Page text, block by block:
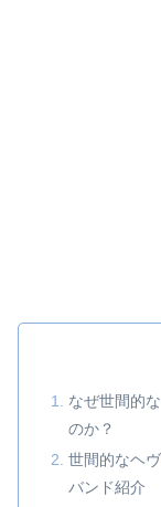
なぜ世間的
のか？
世間的なヘ
バンド紹介